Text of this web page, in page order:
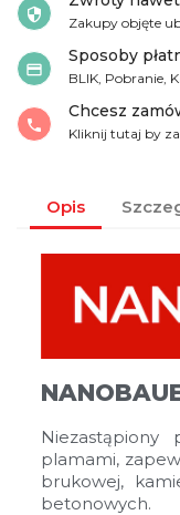
security Zakupy objęte
credit_card
Sposoby
BLIK, Pobranie,
phone
Chcesz
Kliknij tutaj by
Opis
plamami,
brukowej,
betonowych.